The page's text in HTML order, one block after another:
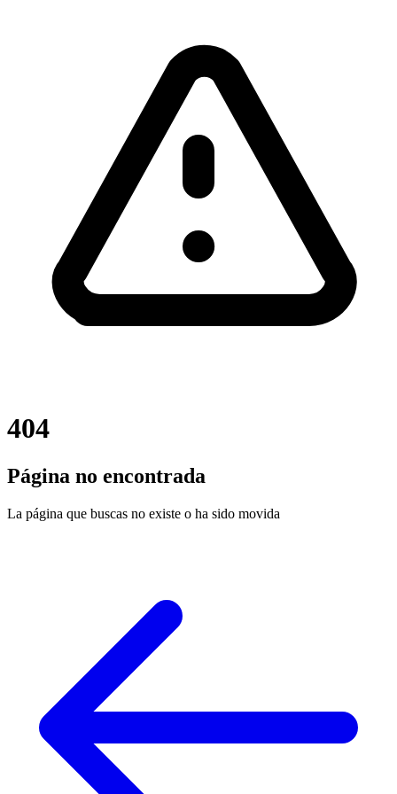
404
Página no encontrada
La página que buscas no existe o ha sido movida